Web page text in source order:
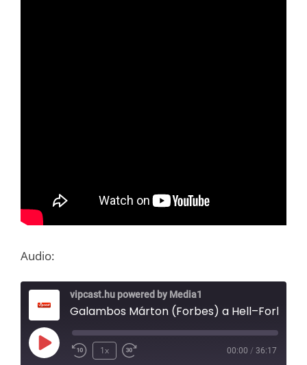
Audio:
vipcast.hu powered by Media1
Play
1x 00:00 / 36:17